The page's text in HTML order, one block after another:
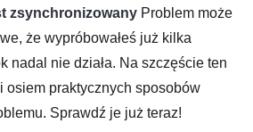
zsynchronizowany Problem może
że wypróbowałeś już kilka
nadal nie działa. Na szczęście ten
osiem praktycznych sposobów
Sprawdź je już teraz!